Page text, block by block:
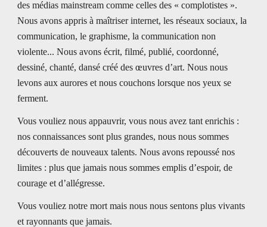
des médias mainstream comme celles des « complotistes ».
Nous avons appris à maîtriser internet, les réseaux sociaux, la
communication, le graphisme, la communication non
violente... Nous avons écrit, filmé, publié, coordonné,
dessiné, chanté, dansé créé des œuvres d’art. Nous nous
levons aux aurores et nous couchons lorsque nos yeux se
ferment.
Vous vouliez nous appauvrir, vous nous avez tant enrichis :
nos connaissances sont plus grandes, nous nous sommes
découverts de nouveaux talents. Nous avons repoussé nos
limites : plus que jamais nous sommes emplis d’espoir, de
courage et d’allégresse.
Vous vouliez notre mort mais nous nous sentons plus vivants
et rayonnants que jamais.